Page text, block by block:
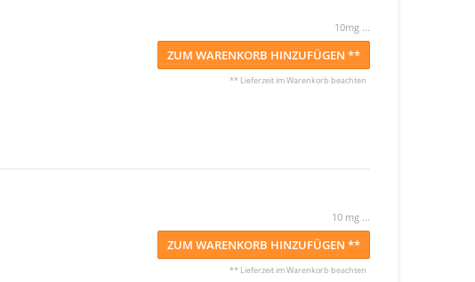
10mg ...
ZUM WARENKORB HINZUFÜGEN **
** Lieferzeit im Warenkorb beachten
10 mg ...
ZUM WARENKORB HINZUFÜGEN **
** Lieferzeit im Warenkorb beachten